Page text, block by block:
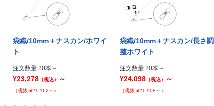
袋織/10mm＋ナスカン/ホワイ
ト
注文数量 20本～
¥23,278 （税込） ～
（税抜 ¥21,162～）
袋織/10mm＋ナスカン/長さ調
整ホワイト
注文数量 20本～
¥24,098 （税込） ～
（税抜 ¥21,908～）